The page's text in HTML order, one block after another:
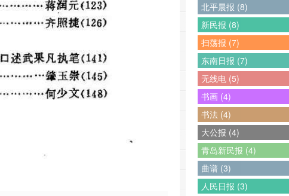
北平晨报 (8)
新民报 (8)
扫荡报 (7)
东南日报 (7)
无线电 (5)
书画 (4)
书法 (4)
大公报 (4)
青岛新民报 (4)
曲谱 (3)
人民日报 (3)